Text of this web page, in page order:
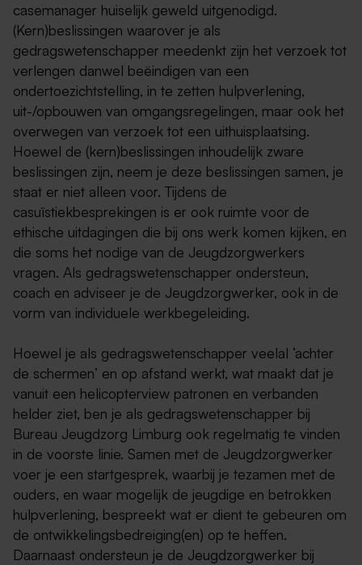
casemanager huiselijk geweld uitgenodigd.
(Kern)beslissingen waarover je als
gedragswetenschapper meedenkt zijn het verzoek tot
verlengen danwel beëindigen van een
ondertoezichtstelling, in te zetten hulpverlening,
uit-/opbouwen van omgangsregelingen, maar ook het
overwegen van verzoek tot een uithuisplaatsing.
Hoewel de (kern)beslissingen inhoudelijk zware
beslissingen zijn, neem je deze beslissingen samen, je
staat er niet alleen voor. Tijdens de
casuïstiekbesprekingen is er ook ruimte voor de
ethische uitdagingen die bij ons werk komen kijken, en
die soms het nodige van de Jeugdzorgwerkers
vragen. Als gedragswetenschapper ondersteun,
coach en adviseer je de Jeugdzorgwerker, ook in de
vorm van individuele werkbegeleiding.
Hoewel je als gedragswetenschapper veelal ‘achter
de schermen’ en op afstand werkt, wat maakt dat je
vanuit een helicopterview patronen en verbanden
helder ziet, ben je als gedragswetenschapper bij
Bureau Jeugdzorg Limburg ook regelmatig te vinden
in de voorste linie. Samen met de Jeugdzorgwerker
voer je een startgesprek, waarbij je tezamen met de
ouders, en waar mogelijk de jeugdige en betrokken
hulpverlening, bespreekt wat er dient te gebeuren om
de ontwikkelingsbedreiging(en) op te heffen.
Daarnaast ondersteun je de Jeugdzorgwerker bij